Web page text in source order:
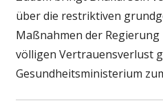
über die restriktiven
Maßnahmen der
völligen Vertrauensverlust
Gesundheitsministerium